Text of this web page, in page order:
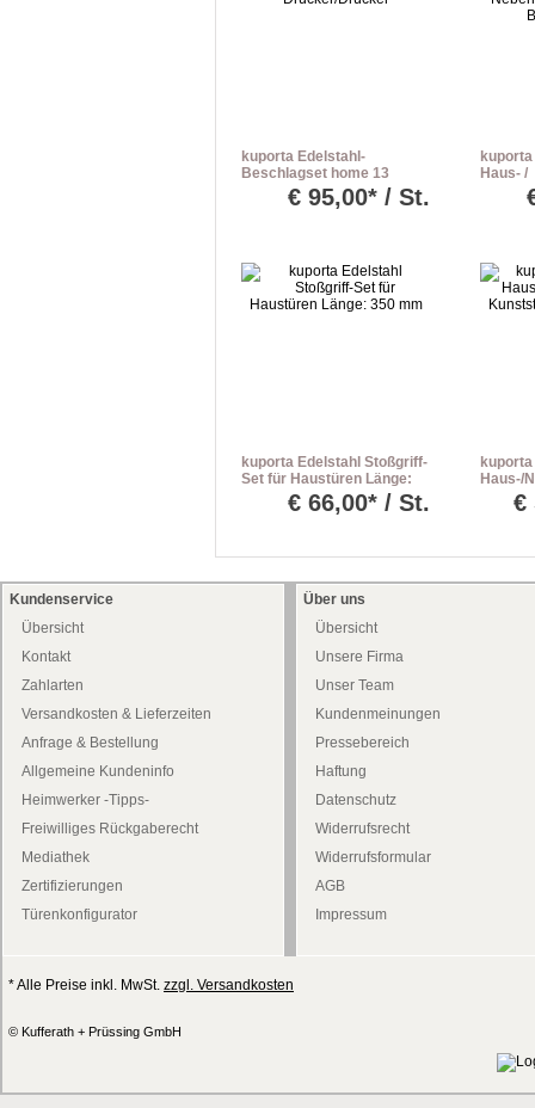
kuporta Edelstahl-
Beschlagset home 13
Drücker/Drücker
€ 95,00* / St.
Haus- /
kuporta Edelstahl Stoßgriff-
Set für Haustüren Länge:
350 mm€ 66,00* / St.
Haus-/
€
Kundenservice
Übersicht
Kontakt
Zahlarten
Versandkosten & Lieferzeiten
Anfrage & Bestellung
Allgemeine Kundeninfo
Heimwerker -Tipps-
Freiwilliges Rückgaberecht
Mediathek
Zertifizierungen
Türenkonfigurator
Über uns
Übersicht
Unsere Firma
Unser Team
Kundenmeinungen
Pressebereich
Haftung
Datenschutz
Widerrufsrecht
Widerrufsformular
AGB
Impressum
* Alle Preise inkl. MwSt. zzgl. Versandkosten
© Kufferath + Prüssing GmbH